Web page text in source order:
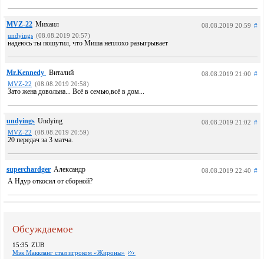
MVZ-22 Михаил 08.08.2019 20:59 #
undyings (08.08.2019 20:57)
надеюсь ты пошутил, что Миша неплохо разыгрывает
Mr.Kennedy Виталий 08.08.2019 21:00 #
MVZ-22 (08.08.2019 20:58)
Зато жена довольна... Всё в семью,всё в дом...
undyings Undying 08.08.2019 21:02 #
MVZ-22 (08.08.2019 20:59)
20 передач за 3 матча.
superchardger Александр 08.08.2019 22:40 #
А Ндур откосил от сборной?
Обсуждаемое
15:35 ZUB
Мэк Маккланг стал игроком «Жироны»